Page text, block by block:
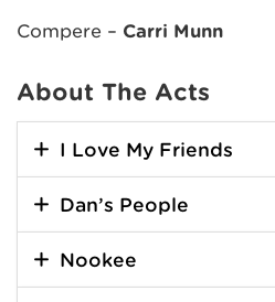
Compere – Carri Munn
About The Acts
I Love My Friends
Dan’s People
Nookee